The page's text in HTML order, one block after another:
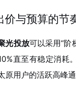
价与预算的节
光投放可以采用“阶
直至有稳定消耗
原用户的活跃高峰